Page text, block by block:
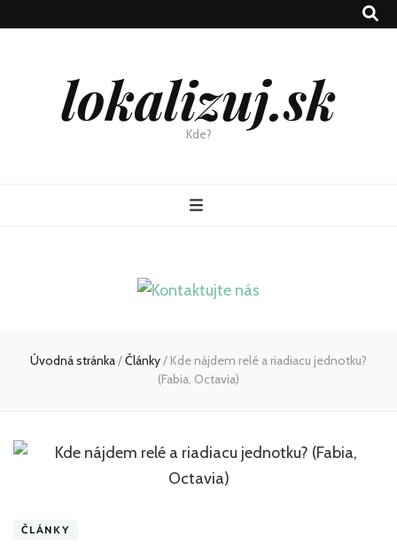
lokalizuj.sk
Kde?
Úvodná stránka/Články/ Kde nájdem relé a riadiacu jednotku?
(Fabia, Octavia)
ČLÁNKY